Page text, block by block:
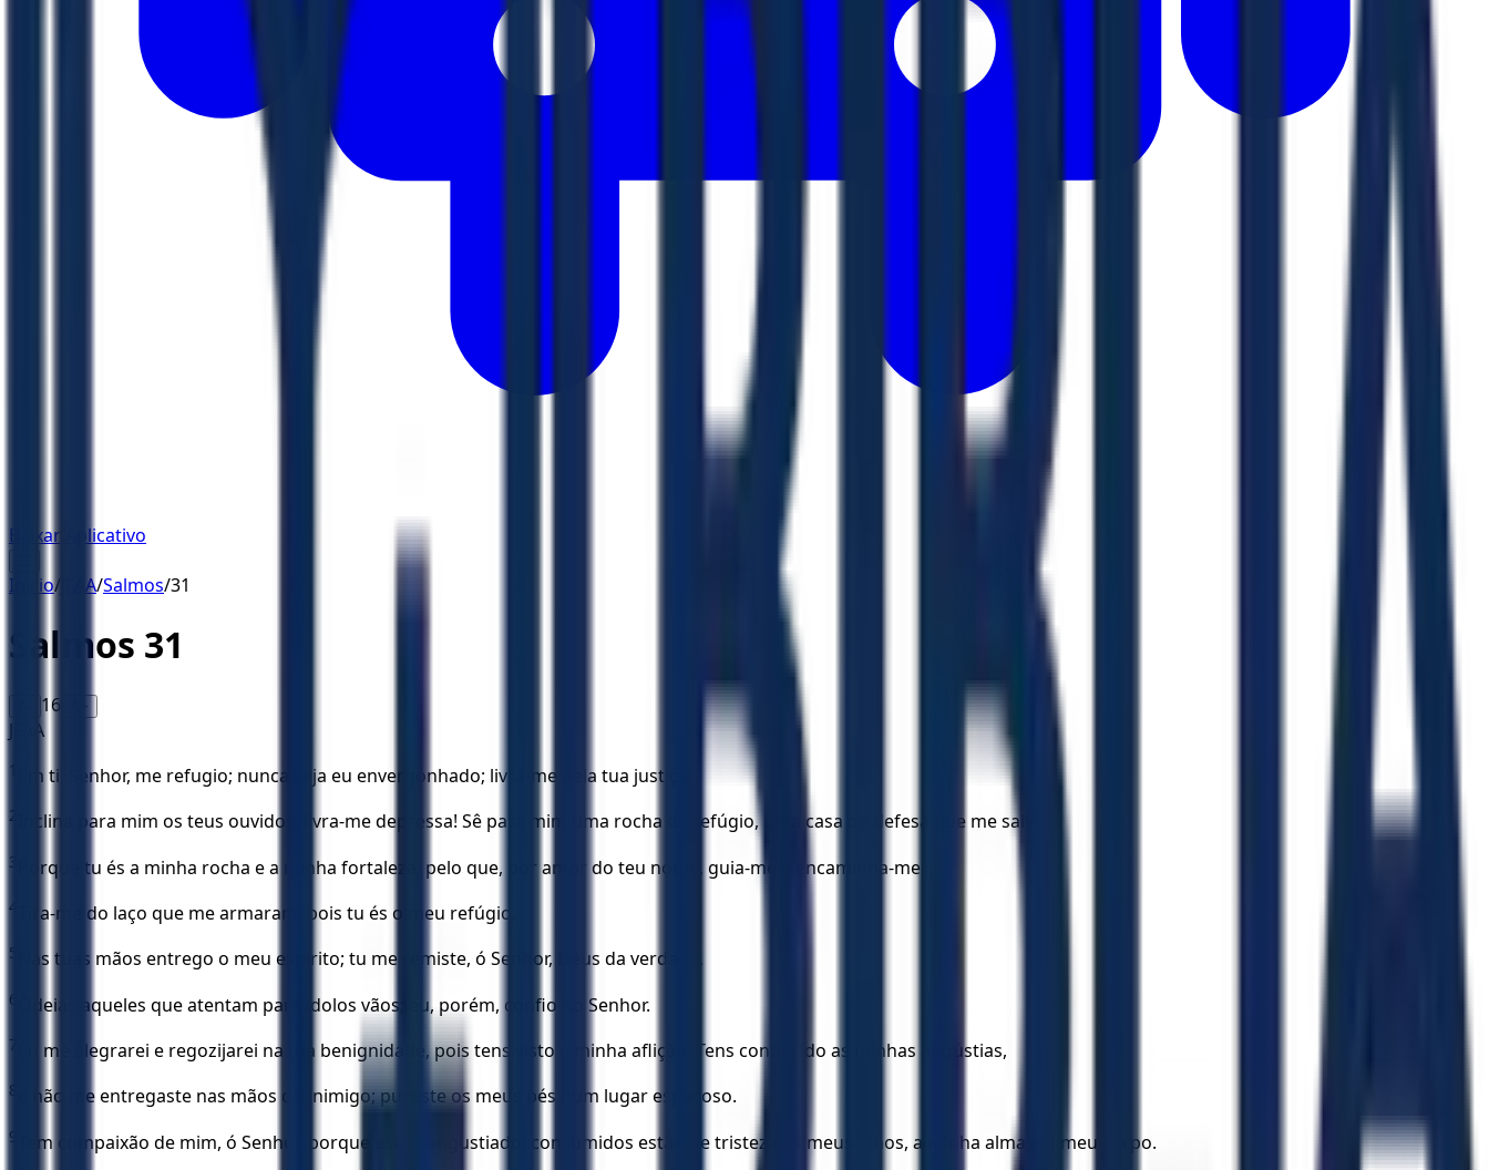
Baixar Aplicativo
Início/ JFAA/Salmos/31
Salmos 31
16 A+
JFAA
1 Em ti, Senhor, me refugio; nunca seja eu envergonhado; livra-me pela tua justiça!
2 Inclina para mim os teus ouvidos, livra-me depressa! Sê para mim uma rocha de refúgio, uma casa de defesa que me salve!
3 Porque tu és a minha rocha e a minha fortaleza; pelo que, por amor do teu nome, guia-me e encaminha-me.
4 Tira-me do laço que me armaram, pois tu és o meu refúgio.
5 Nas tuas mãos entrego o meu espírito; tu me remiste, ó Senhor, Deus da verdade.
6 Odeias aqueles que atentam para ídolos vãos; eu, porém, confio no Senhor.
7 Eu me alegrarei e regozijarei na tua benignidade, pois tens visto a minha aflição. Tens conhecido as minhas angústias,
8 e não me entregaste nas mãos do inimigo; puseste os meus pés num lugar espaçoso.
9 Tem compaixão de mim, ó Senhor, porque estou angustiado; consumidos estão de tristeza os meus olhos, a minha alma e o meu corpo.